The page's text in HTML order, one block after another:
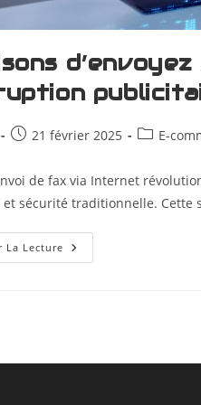
21 février 2025 E-
de fax via Internet
sécurité traditionnelle. Cette
La Lecture